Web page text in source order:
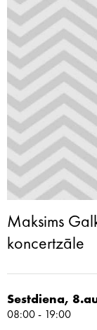
Maksims
koncertzāle
Sestdiena,
08:00 - 19:00